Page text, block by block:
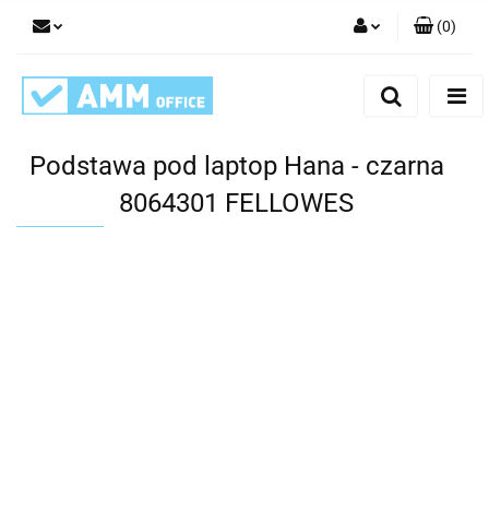
(0)
Podstawa pod laptop Hana - czarna
8064301 FELLOWES